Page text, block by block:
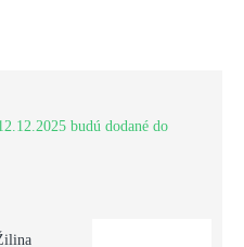
budú dodané do